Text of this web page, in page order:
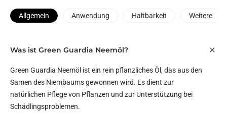
Allgemein Anwendung Haltbarkeit Weitere
Was ist Green Guardia Neemöl?
Green Guardia Neemöl ist ein rein pflanzliches Öl, das aus den
Samen des Niembaums gewonnen wird. Es dient zur
natürlichen Pflege von Pflanzen und zur Unterstützung bei
Schädlingsproblemen.